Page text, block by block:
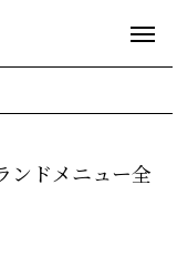
ンドメニュー全